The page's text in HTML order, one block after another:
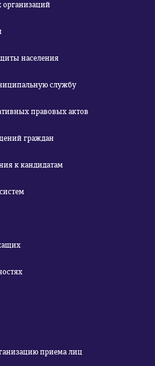
организаций
населения
службу
правовых актов
граждан
к кандидатам
приема лиц